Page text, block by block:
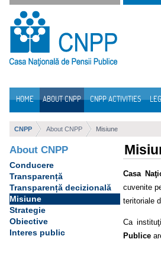
Skip to Content
HOME ABOUT CNPP CNPP ACTIVITIES
CNPP About CNPP Misiune
About CNPP
Conducere
Transparență
Transparență decizională
Misiune
Strategie
Obiective
Interes public
Casa
cuvenite
teritoriale
Ca
Publice